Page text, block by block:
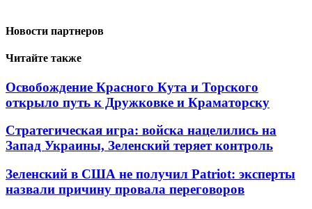
Новости партнеров
Читайте также
Освобождение Красного Кута и Торского
открыло путь к Дружковке и Краматорску
Стратегическая игра: войска нацелились на
Запад Украины, Зеленский теряет контроль
Зеленский в США не получил Patriot: эксперты
назвали причину провала переговоров